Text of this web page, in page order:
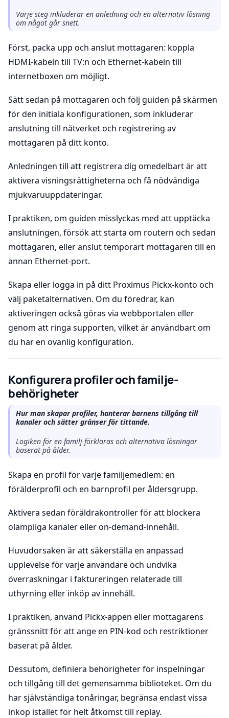
Varje steg inkluderar en anledning och en alternativ lösning
om något går snett.
Först, packa upp och anslut mottagaren: koppla
HDMI-kabeln till TV:n och Ethernet-kabeln till
internetboxen om möjligt.
Sätt sedan på mottagaren och följ guiden på skärmen
för den initiala konfigurationen, som inkluderar
anslutning till nätverket och registrering av
mottagaren på ditt konto.
Anledningen till att registrera dig omedelbart är att
aktivera visningsrättigheterna och få nödvändiga
mjukvaruuppdateringar.
I praktiken, om guiden misslyckas med att upptäcka
anslutningen, försök att starta om routern och sedan
mottagaren, eller anslut temporärt mottagaren till en
annan Ethernet-port.
Skapa eller logga in på ditt Proximus Pickx-konto och
välj paketalternativen. Om du föredrar, kan
aktiveringen också göras via webbportalen eller
genom att ringa supporten, vilket är användbart om
du har en ovanlig konfiguration.
Konfigurera profiler och familje-
behörigheter
Hur man skapar profiler, hanterar barnens tillgång till
kanaler och sätter gränser för tittande.
Logiken för en familj förklaras och alternativa lösningar
baserat på ålder.
Skapa en profil för varje familjemedlem: en
förälderprofil och en barnprofil per åldersgrupp.
Aktivera sedan föräldrakontroller för att blockera
olämpliga kanaler eller on-demand-innehåll.
Huvudorsaken är att säkerställa en anpassad
upplevelse för varje användare och undvika
överraskningar i faktureringen relaterade till
uthyrning eller inköp av innehåll.
I praktiken, använd Pickx-appen eller mottagarens
gränssnitt för att ange en PIN-kod och restriktioner
baserat på ålder.
Dessutom, definiera behörigheter för inspelningar
och tillgång till det gemensamma biblioteket. Om du
har självständiga tonåringar, begränsa endast vissa
inköp istället för helt åtkomst till replay.